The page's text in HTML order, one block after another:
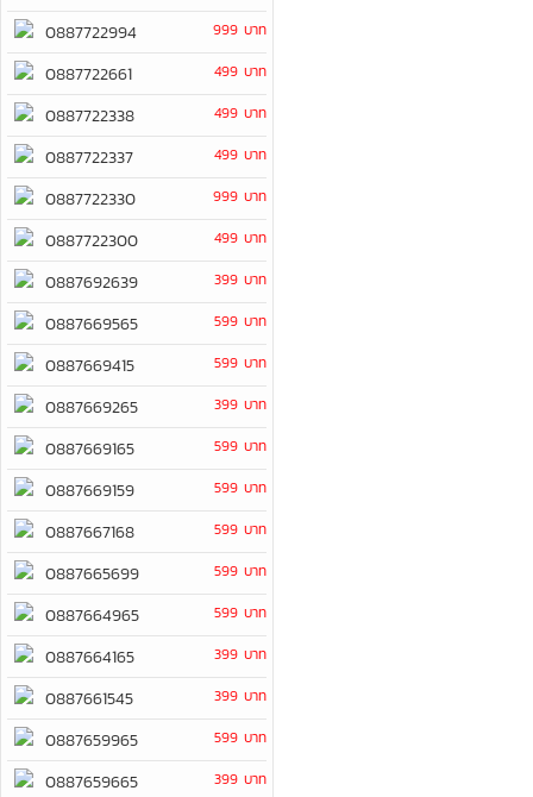
0887722994
999 บาท
0887722661 499 บาท
0887722338 499 บาท
0887722337 499 บาท
0887722330 999 บาท
0887722300 499 บาท
0887692639 399 บาท
0887669565 599 บาท
0887669415 599 บาท
0887669265 399 บาท
0887669165 599 บาท
0887669159 599 บาท
0887667168 599 บาท
0887665699 599 บาท
0887664965 599 บาท
0887664165 399 บาท
0887661545 399 บาท
0887659965 599 บาท
0887659665 399 บาท